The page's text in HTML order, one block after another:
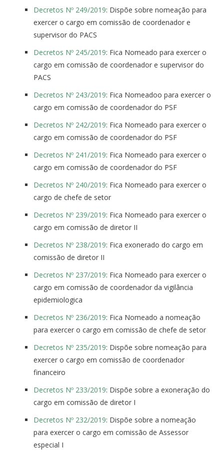
Decretos Nº 249/2019: Dispõe sobre nomeação para
exercer o cargo em comissão de coordenador e
supervisor do PACS
Decretos Nº 245/2019: Fica Nomeado para exercer o
cargo em comissão de coordenador e supervisor do
PACS
Decretos Nº 243/2019: Fica Nomeadoo para exercer o
cargo em comissão de coordenador do PSF
Decretos Nº 242/2019: Fica Nomeado para exercer o
cargo em comissão de coordenador do PSF
Decretos Nº 241/2019: Fica Nomeado para exercer o
cargo em comissão de coordenador do PSF
Decretos Nº 240/2019: Fica Nomeado para exercer o
cargo de chefe de setor
Decretos Nº 239/2019: Fica Nomeado para exercer o
cargo em comissão de diretor II
Decretos Nº 238/2019: Fica exonerado do cargo em
comissão de diretor II
Decretos Nº 237/2019: Fica Nomeado para exercer o
cargo em comissão de coordenador da vigilância
epidemiologica
Decretos Nº 236/2019: Fica Nomeado a nomeação
para exercer o cargo em comissão de chefe de setor
Decretos Nº 235/2019: Dispõe sobre nomeação para
exercer o cargo em comissão de coordenador
financeiro
Decretos Nº 233/2019: Dispõe sobre a exoneração do
cargo em comissão de diretor I
Decretos Nº 232/2019: Dispõe sobre a nomeação
para exercer o cargo em comissão de Assessor
especial I